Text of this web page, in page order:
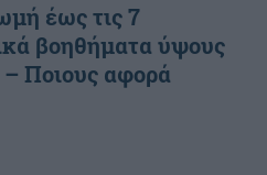
έως τις 7
βοηθήματα ύψους
Ποιους αφορά